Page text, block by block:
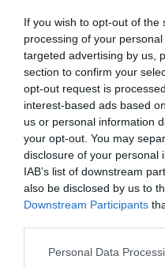
If you wish to opt-out of
processing of your
targeted advertising by us,
section to confirm your
opt-out request is
interest-based ads based
us or personal information
your opt-out. You may
disclosure of your personal
IAB’s list of downstream
also be disclosed by us to
Downstream Participants
Please note that this
Personal Data
literenként bruttó 6
forinttal kerül
Ez azt jelenti, hogy a
árak közötti
ugyanakkor a
önmagában nem
veszteségek
Kérdés, meddig